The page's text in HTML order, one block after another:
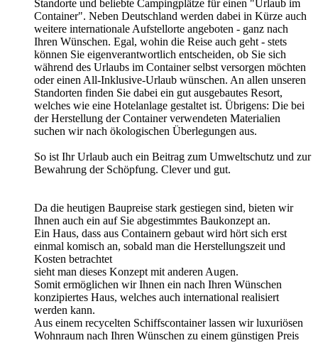
Standorte und beliebte Campingplätze für einen "Urlaub im
Container". Neben Deutschland werden dabei in Kürze auch
weitere internationale Aufstellorte angeboten - ganz nach
Ihren Wünschen. Egal, wohin die Reise auch geht - stets
können Sie eigenverantwortlich entscheiden, ob Sie sich
während des Urlaubs im Container selbst versorgen möchten
oder einen All-Inklusive-Urlaub wünschen. An allen unseren
Standorten finden Sie dabei ein gut ausgebautes Resort,
welches wie eine Hotelanlage gestaltet ist. Übrigens: Die bei
der Herstellung der Container verwendeten Materialien
suchen wir nach ökologischen Überlegungen aus.
So ist Ihr Urlaub auch ein Beitrag zum Umweltschutz und zur
Bewahrung der Schöpfung. Clever und gut.
Da die heutigen Baupreise stark gestiegen sind, bieten wir
Ihnen auch ein auf Sie abgestimmtes Baukonzept an.
Ein Haus, dass aus Containern gebaut wird hört sich erst
einmal komisch an, sobald man die Herstellungszeit und
Kosten betrachtet
sieht man dieses Konzept mit anderen Augen.
Somit ermöglichen wir Ihnen ein nach Ihren Wünschen
konzipiertes Haus, welches auch international realisiert
werden kann.
Aus einem recycelten Schiffscontainer lassen wir luxuriösen
Wohnraum nach Ihren Wünschen zu einem günstigen Preis